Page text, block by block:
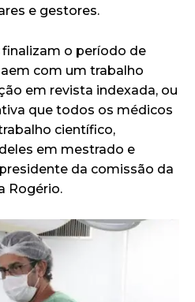
e gestores.
o período de
com um trabalho
em revista indexada, ou
que todos os médicos
científico,
em mestrado e
da comissão da
Rogério.